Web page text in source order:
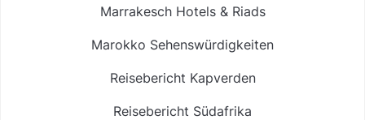
Marrakesch Hotels & Riads
Marokko Sehenswürdigkeiten
Reisebericht Kapverden
Reisebericht Südafrika